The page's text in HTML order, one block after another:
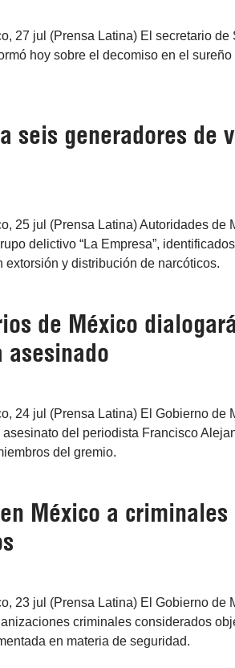
27 jul (Prensa Latina) El secretario
hoy sobre el decomiso en el
seis generadores de
25 jul (Prensa Latina) Autoridades de
delictivo “La Empresa”,
extorsión y distribución de narcóticos.
de México
asesinado
24 jul (Prensa Latina) El Gobierno de
del periodista Francisco
del gremio.
México a
23 jul (Prensa Latina) El Gobierno de
criminales considerados
en materia de seguridad.